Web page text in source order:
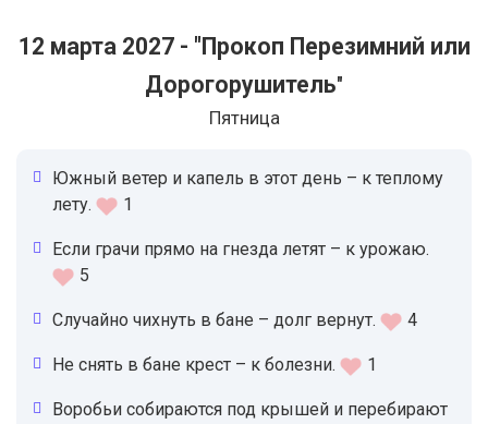
12 марта 2027 - "Прокоп Перезимний или
Дорогорушитель"
Пятница
Южный ветер и капель в этот день – к теплому
лету.
1
Если грачи прямо на гнезда летят – к урожаю.
5
Случайно чихнуть в бане – долг вернут. 4
Не снять в бане крест – к болезни. 1
Воробьи собираются под крышей и перебирают